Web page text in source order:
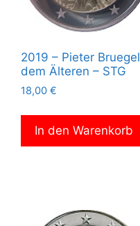
2019 – Pieter Bruegel
dem Älteren – STG
18,00 €
In den Warenkorb